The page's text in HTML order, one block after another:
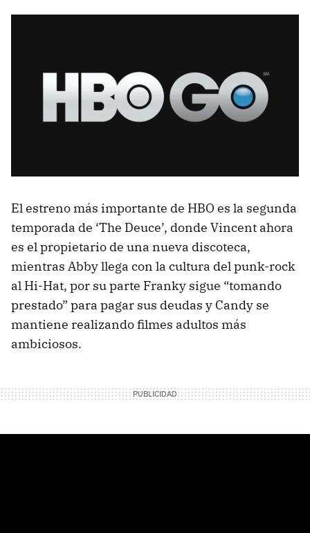
El estreno más importante de HBO es la segunda
temporada de ‘The Deuce’, donde Vincent ahora
es el propietario de una nueva discoteca,
mientras Abby llega con la cultura del punk-rock
al Hi-Hat, por su parte Franky sigue “tomando
prestado” para pagar sus deudas y Candy se
mantiene realizando filmes adultos más
ambiciosos.